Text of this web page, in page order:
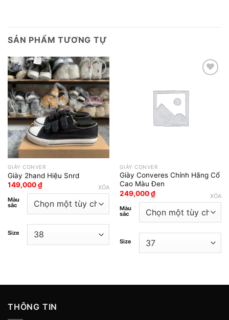
SẢN PHẨM TƯƠNG TỰ
Add to wishlist
GIÀY CONVER
Giày 2hand Hiệu Snrd
149,000₫
Màu
sắc
Size
XÓA
Add to wishlist
GIÀY CONVER
Giày Converes Chính Hãng Cổ
Cao Màu Đen
249,000₫
Màu
sắc
Size
XÓA
THÔNG TIN